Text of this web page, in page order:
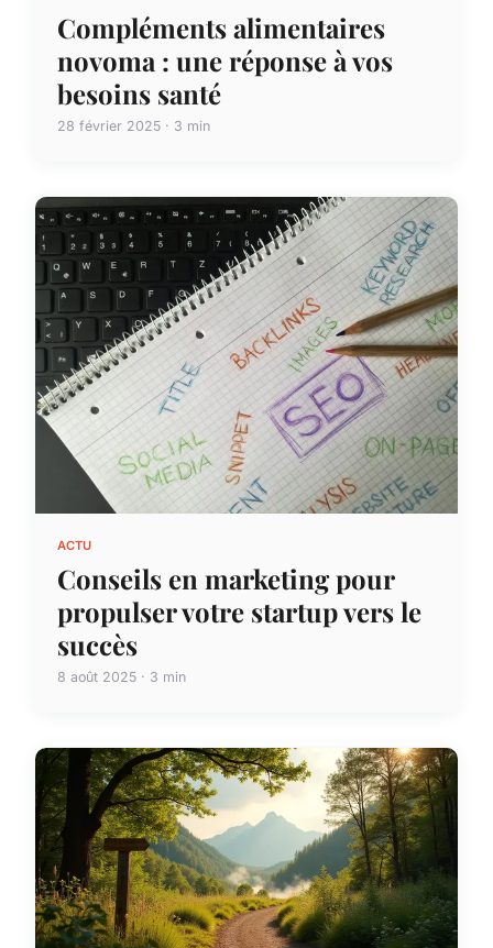
Compléments alimentaires
novoma : une réponse à vos
besoins santé
28 février 2025 · 3 min
ACTU
Conseils en marketing pour
propulser votre startup vers le
succès
8 août 2025 · 3 min